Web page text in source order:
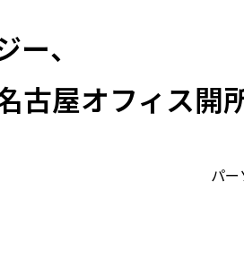
、
古屋オフィス開
パ